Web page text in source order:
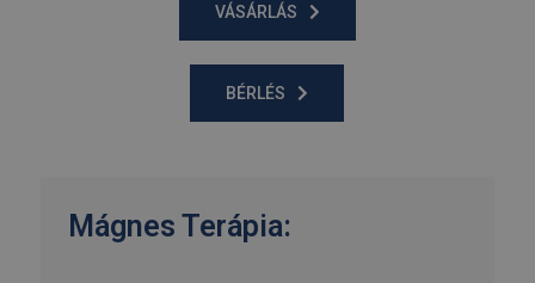
VÁSÁRLÁS
BÉRLÉS
Mágnes Terápia: